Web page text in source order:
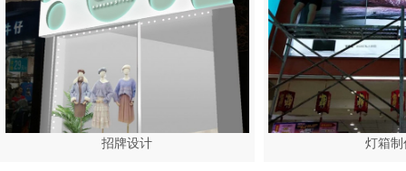
招牌设计 灯箱制